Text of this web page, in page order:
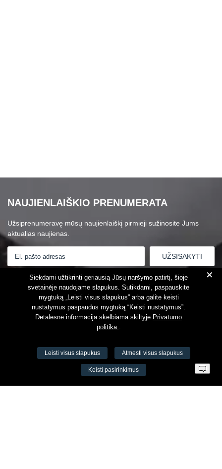
NAUJIENLAIŠKIO PRENUMERATA
Užsiprenumeravę mūsų naujienlaiškį pirmieji sužinosite Jums
aktualias naujienas.
Susipažinau suPrivatumo politika
VŠĮ Fitneso mokymo centras AEROMIX
+
Siekdami užtikrinti geriausią Jūsų naršymo patirtį, šioje
svetainėje naudojame slapukus. Sutikdami, paspauskite
mygtuką „Leisti visus slapukus” arba galite keisti
nustatymus paspaudus mygtuką “Keisti nustatymus”.
Detalesnė informacija skelbiama skiltyje Privatumo
politika .
Leisti visus slapukus Atmesti visus slapukus
Keisti pasirinkimus